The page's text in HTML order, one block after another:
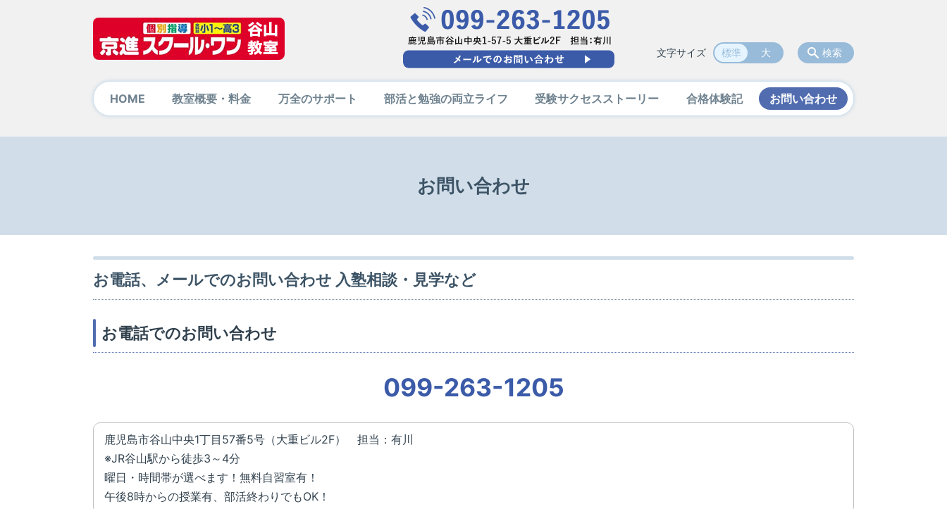
HOME 教室概要・料金 万全のサポート 部活と勉強の両立ライフ 受験サクセスストーリー 合格体験記 お問い合わせ
検索
文字サイズ 標準 大
お問い合わせ
お電話、メールでのお問い合わせ 入塾相談・見学など
お電話でのお問い合わせ
099-263-1205
鹿児島市谷山中央1丁目57番5号（大重ビル2F） 担当：有川
※JR谷山駅から徒歩3～4分
曜日・時間帯が選べます！無料自習室有！
午後8時からの授業有、部活終わりでもOK！